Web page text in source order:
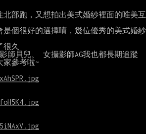
北部跑，又想拍出美式婚紗裡面的唯美互
是個很好的選擇唷，幾位優秀的美式婚紗
很久
師貝兒、 女攝影師AG我也都長期追蹤
家參考啦~